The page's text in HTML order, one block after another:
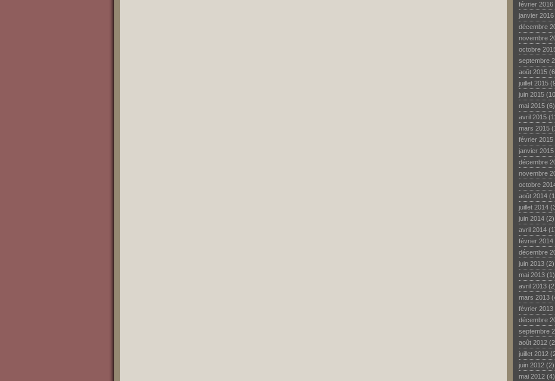
février 2016
janvier 2016
décembre
novembre
octobre
septembre
août 2015
juillet 2015
juin 2015
mai 2015 (6)
avril 2015
mars 2015
février 2015
janvier 2015
décembre
novembre
octobre
août 2014
juillet 2014
juin 2014 (2)
avril 2014
février 2014
décembre
juin 2013 (2)
mai 2013 (1)
avril 2013
mars 2013
février 2013
décembre
septembre
août 2012
juillet 2012
juin 2012 (2)
mai 2012 (4)